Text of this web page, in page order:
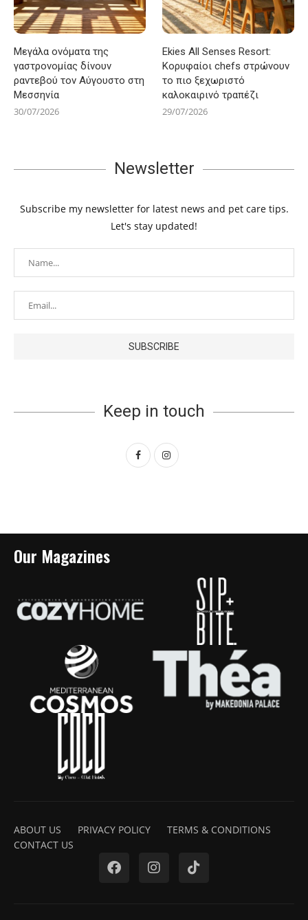
Μεγάλα ονόματα της
γαστρονομίας δίνουν
ραντεβού τον Αύγουστο στη
Μεσσηνία
30/07/2026
Ekies All Senses Resort:
Κορυφαίοι chefs στρώνουν
το πιο ξεχωριστό
καλοκαιρινό τραπέζι
29/07/2026
Newsletter
Subscribe my newsletter for latest news and pet care tips.
Let's stay updated!
Keep in touch
Our Magazines
ABOUT US PRIVACY POLICY
TERMS & CONDITIONS
CONTACT US